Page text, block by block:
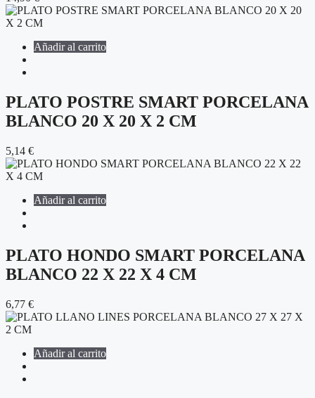
Añadir al carrito
PLATO POSTRE SMART PORCELANA
BLANCO 20 X 20 X 2 CM
5,14 €
Añadir al carrito
PLATO HONDO SMART PORCELANA
BLANCO 22 X 22 X 4 CM
6,77 €
Añadir al carrito